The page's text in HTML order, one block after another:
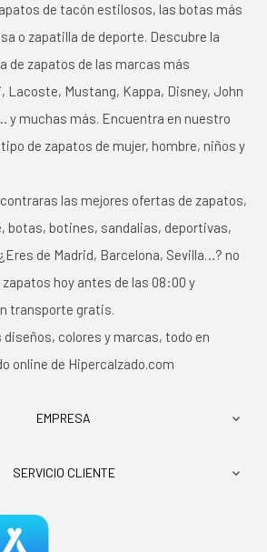
de tacón estilosos, las botas más
o zapatilla de deporte. Descubre la
de zapatos de las marcas más
Lacoste, Mustang, Kappa, Disney, John
y muchas más. Encuentra en nuestro
de zapatos de mujer, hombre, niños y
las mejores ofertas de zapatos,
botas, botines, sandalias, deportivas,
de Madrid, Barcelona, Sevilla…? no
hoy antes de las 08:00 y
transporte gratis.
colores y marcas, todo en
online de Hipercalzado.com
EMPRESA 
SERVICIO CLIENTE 